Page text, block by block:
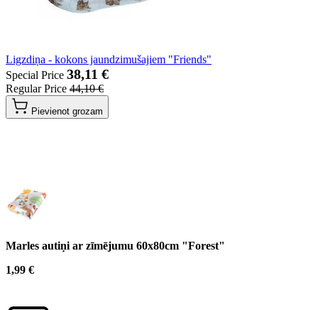
Ligzdiņa - kokons jaundzimušajiem "Friends"
Special Price 38,11 €
Regular Price 44,10 €
Pievienot grozam
Marles autiņi ar zīmējumu 60x80cm "Forest"
1,99 €